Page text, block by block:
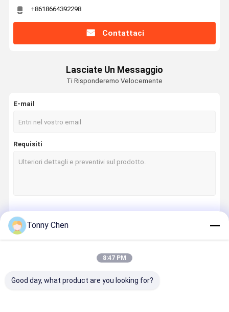
+8618664392298
Contattaci
Lasciate Un Messaggio
Ti Risponderemo Velocemente
E-mail
Requisiti
Tonny Chen
8:47 PM
Good day, what product are you looking for?